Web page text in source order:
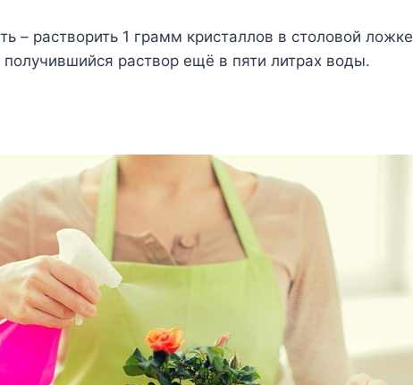
– растворить 1 грамм кристаллов в столовой ложке
раствор ещё в пяти литрах воды.